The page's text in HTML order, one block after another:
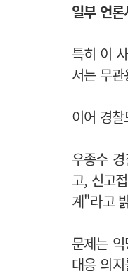
일부 언
특히 이
서는 무
이어 경찰
우종수
고, 신고
계"라고
문제는
대응 의